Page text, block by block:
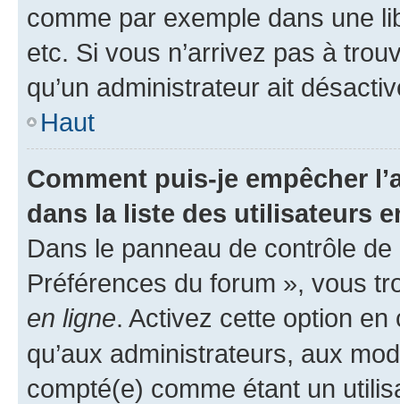
comme par exemple dans une
etc. Si vous n’arrivez pas à
qu’un administrateur ait
Haut
Comment puis-je empêcher
dans la liste des utilisateurs
Dans le panneau de contrôle
Préférences du forum », vous
en ligne. Activez cette option
qu’aux administrateurs, aux
compté(e) comme étant un